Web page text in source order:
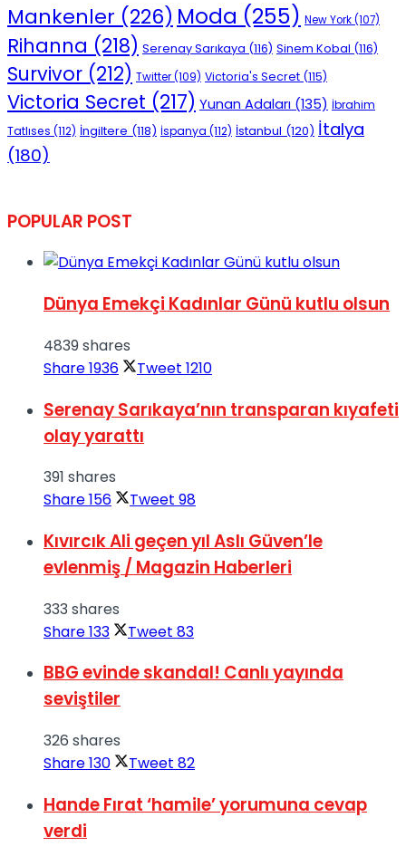
Mankenler (226) Moda (255) New York(107)
Rihanna (218) Serenay Sarıkaya (116) Sinem Kobal (116)
Survivor (212) Twitter(109) Victoria's Secret (115)
Victoria Secret (217) Yunan Adaları (135) İbrahim
Tatlıses (112) İngiltere (118) İspanya (112) İstanbul (120) İtalya
(180)
POPULAR POST
Dünya Emekçi Kadınlar Günü kutlu olsun
4839 shares
Share1936 Tweet 1210
Serenay Sarıkaya’nın transparan kıyafeti
olay yarattı
391 shares
Share156 Tweet 98
Kıvırcık Ali geçen yıl Aslı Güven’le
evlenmiş / Magazin Haberleri
333 shares
Share133 Tweet 83
BBG evinde skandal! Canlı yayında
seviştiler
326 shares
Share130 Tweet 82
Hande Fırat ‘hamile’ yorumuna cevap
verdi